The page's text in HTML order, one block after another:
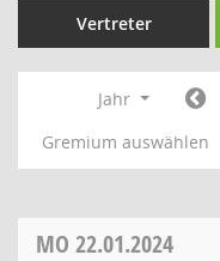
Vertreter
Jahr
Gremium auswählen
MO 22.01.2024